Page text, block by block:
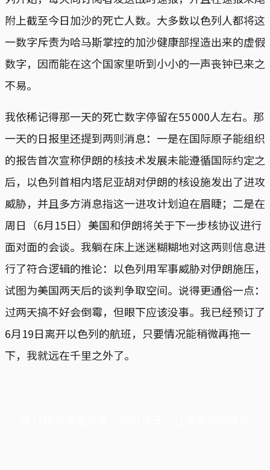
附上截至今日加沙的死亡人数。大多数以色列人都将这
一数字斥责为哈马斯掌控的加沙健康部捏造出来的虚假
数字，因而能在这个国家里听到小小的一声丧钟已来之
不易。
我依稀记得那一天的死亡数字停留在55 000人左右。那
一天的日报里还提到两则消息：一是在国际原子能组织
的报告首次宣称伊朗的核技术发展未能遵循国际约定之
后，以色列首相内塔尼亚胡对伊朗的核设施发出了进攻
威胁，并且多方消息指这一进攻计划迫在眉睫；二是在
周日（6月15日）美国和伊朗将关于下一步核协议进行
面对面的会谈。我躺在床上迷迷糊糊地对这两则信息进
行了符合逻辑的推论：以色列用军事威胁对伊朗施压，
试图为美国两天后的谈判争取空间。说得更通俗一点：
过两天搞不好会倒霉，但眼下应该没事。我已经预订了
6月19日离开以色列的航班，只要情况能稍微再拖一
下，我就远在千里之外了。